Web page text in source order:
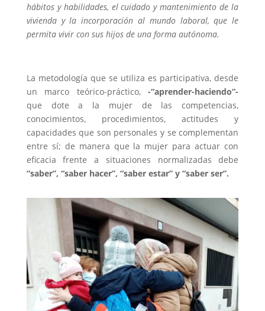
hábitos y habilidades, el cuidado y mantenimiento de la
vivienda y la incorporación al mundo laboral, que le
permita vivir con sus hijos de una forma autónoma.
La metodología que se utiliza es participativa, desde
un marco teórico-práctico,-“aprender-haciendo”-
que dote a la mujer de las competencias,
conocimientos, procedimientos, actitudes y
capacidades que son personales y se complementan
entre sí; de manera que la mujer para actuar con
eficacia frente a situaciones normalizadas debe
“saber”, “saber hacer”, “saber estar” y “saber ser”.